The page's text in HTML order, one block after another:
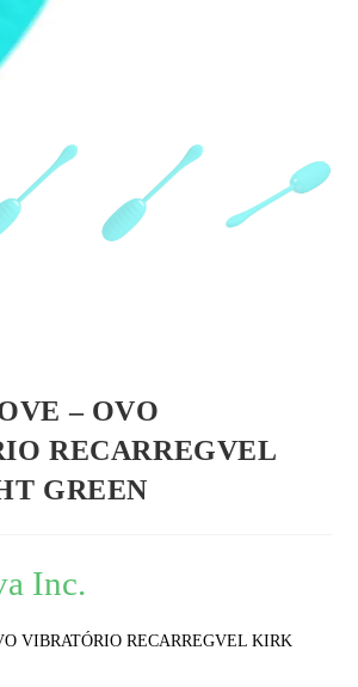
– OVO
RECARREGVEL
GREEN
Inc.
VIBRATÓRIO RECARREGVEL KIRK